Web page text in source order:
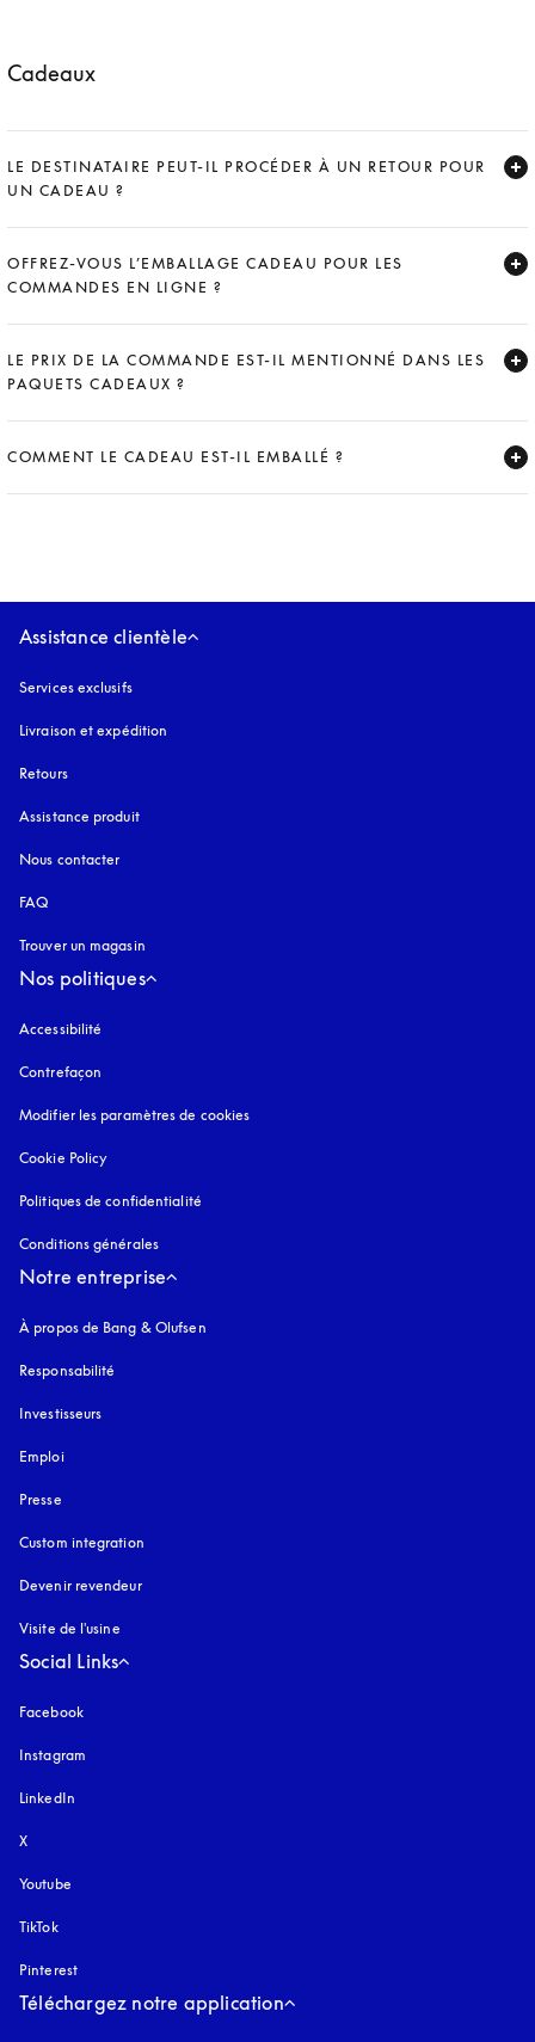
Cadeaux
LE DESTINATAIRE PEUT-IL PROCÉDER À UN RETOUR POUR
UN CADEAU ?
OFFREZ-VOUS L’EMBALLAGE CADEAU POUR LES
COMMANDES EN LIGNE ?
LE PRIX DE LA COMMANDE EST-IL MENTIONNÉ DANS LES
PAQUETS CADEAUX ?
COMMENT LE CADEAU EST-IL EMBALLÉ ?
Assistance clientèle
Services exclusifs
Livraison et expédition
Retours
Assistance produit
Nous contacter
FAQ
Trouver un magasin
Nos politiques
Accessibilité
Contrefaçon
Modifier les paramètres de cookies
Cookie Policy
Politiques de confidentialité
Conditions générales
Notre entreprise
À propos de Bang & Olufsen
Responsabilité
Investisseurs
Emploi
Presse
Custom integration
Devenir revendeur
Visite de l'usine
Social Links
Facebook
Instagram
LinkedIn
X
Youtube
TikTok
Pinterest
Téléchargez notre application